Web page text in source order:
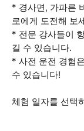
* 경사면, 가파른
로에게 도전해 보
* 전문 강사들이
길 수 있습니다.
* 사전 운전 경험
수 있습니다!
체험 일자를 선택